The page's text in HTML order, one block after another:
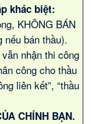
khác biệt:
KHÔNG BÁN
nếu bán thầu).
nhận thi công
công cho thầu
liên kết”, “thầu
CHÍNH BẠN.